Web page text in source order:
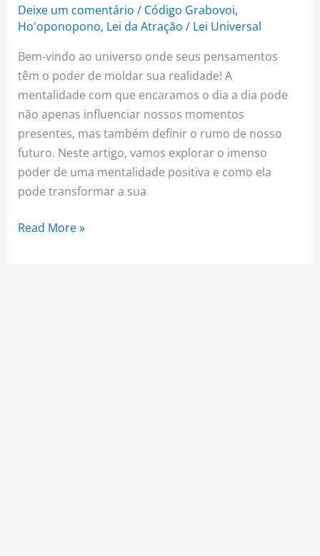
Deixe um comentário / Código Grabovoi,
Ho'oponopono, Lei da Atração / Lei Universal
Bem-vindo ao universo onde seus pensamentos
têm o poder de moldar sua realidade! A
mentalidade com que encaramos o dia a dia pode
não apenas influenciar nossos momentos
presentes, mas também definir o rumo de nosso
futuro. Neste artigo, vamos explorar o imenso
poder de uma mentalidade positiva e como ela
pode transformar a sua
Read More »